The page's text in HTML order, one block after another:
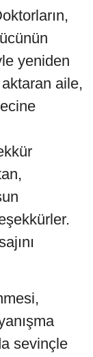
yeniden
aile,
sevinçle